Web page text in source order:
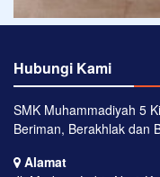
Hubungi Kami
SMK Muhammadiyah 5
Beriman, Berakhlak dan
Alamat